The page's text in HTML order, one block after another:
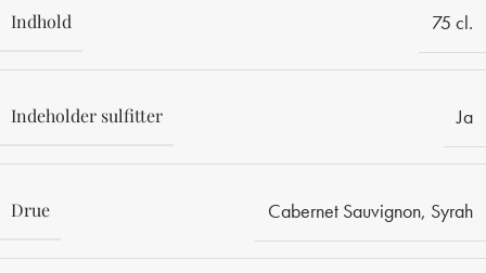
Indhold 75 cl.
Indeholder sulfitter Ja
Drue Cabernet Sauvignon, Syrah